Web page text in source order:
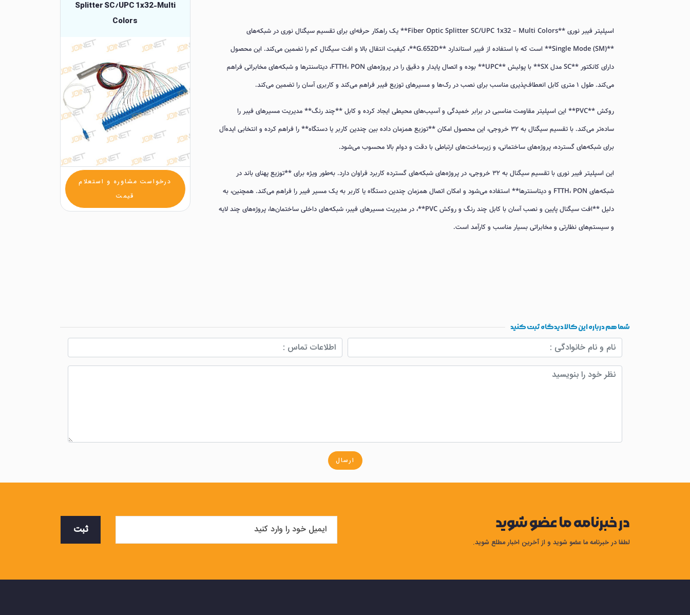
اسپلیتر فیبر نوری **Fiber Optic Splitter SC/UPC 1x32 – Multi Colors** یک راهکار حرفه‌ای برای تقسیم سیگنال نوری در شبکه‌های
**Single Mode (SM)** است که با استفاده از فیبر استاندارد **G.652D**، کیفیت انتقال بالا و افت سیگنال کم را تضمین می‌کند. این محصول
دارای کانکتور **SC مدل SX** با پولیش **UPC** بوده و اتصال پایدار و دقیق را در پروژه‌های FTTH، PON، دیتاسنترها و شبکه‌های مخابراتی فراهم
می‌کند. طول ۱ متری کابل انعطاف‌پذیری مناسب برای نصب در رک‌ها و مسیرهای توزیع فیبر فراهم می‌کند و کاربری آسان را تضمین می‌کند.
روکش **PVC** این اسپلیتر مقاومت مناسبی در برابر خمیدگی و آسیب‌های محیطی ایجاد کرده و کابل **چند رنگ** مدیریت مسیرهای فیبر را
ساده‌تر می‌کند. با تقسیم سیگنال به ۳۲ خروجی، این محصول امکان **توزیع همزمان داده بین چندین کاربر یا دستگاه** را فراهم کرده و انتخابی ایده‌آل
برای شبکه‌های گسترده، پروژه‌های ساختمانی، و زیرساخت‌های ارتباطی با دقت و دوام بالا محسوب می‌شود.
این اسپلیتر فیبر نوری با تقسیم سیگنال به ۳۲ خروجی، در پروژه‌های شبکه‌های گسترده کاربرد فراوان دارد. به‌طور ویژه برای **توزیع پهنای باند در
شبکه‌های FTTH، PON و دیتاسنترها** استفاده می‌شود و امکان اتصال همزمان چندین دستگاه یا کاربر به یک مسیر فیبر را فراهم می‌کند. همچنین، به
دلیل **افت سیگنال پایین و نصب آسان با کابل چند رنگ و روکش PVC**، در مدیریت مسیرهای فیبر، شبکه‌های داخلی ساختمان‌ها، پروژه‌های چند لایه
و سیستم‌های نظارتی و مخابراتی بسیار مناسب و کارآمد است.
Splitter SC/UPC 1x32-Multi
Colors
درخواست مشاوره و استعلام
قیمت
شما هم درباره این کالا دیدگاه ثبت کنید
ارسال
در خبرنامه ما عضو شوید
لطفا در خبرنامه ما عضو شوید و از آخرین اخبار مطلع شوید.
ثبت